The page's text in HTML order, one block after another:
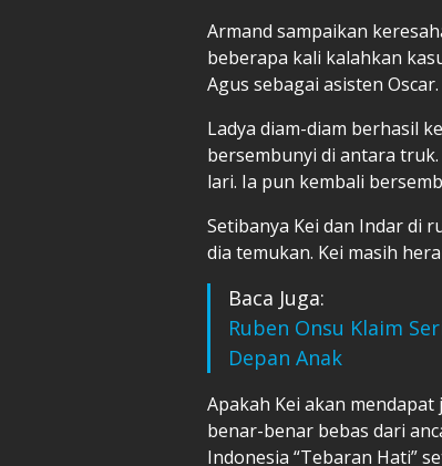
Armand sampaikan
beberapa kali kalahkan
Agus sebagai asisten
Ladya diam-diam berhasil
bersembunyi di antara truk.
lari. Ia pun kembali
Setibanya Kei dan Indar di
dia temukan. Kei masih
Baca Juga:
Ruben Onsu Klaim
Depan Anak
Apakah Kei akan
benar-benar bebas dari
Indonesia “Tebaran Hati”